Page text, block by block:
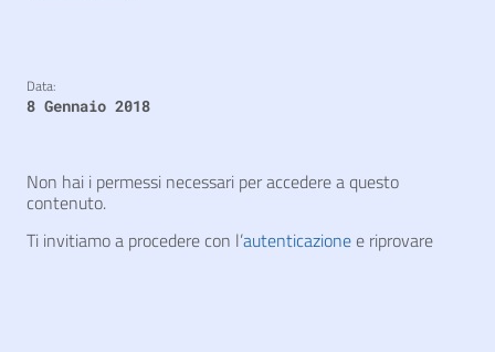
Data:
8 Gennaio 2018
Non hai i permessi necessari per accedere a questo
contenuto.
Ti invitiamo a procedere con l’autenticazionee riprovare